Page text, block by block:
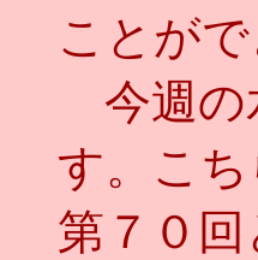
ことが
今週の
す。こ
第７０